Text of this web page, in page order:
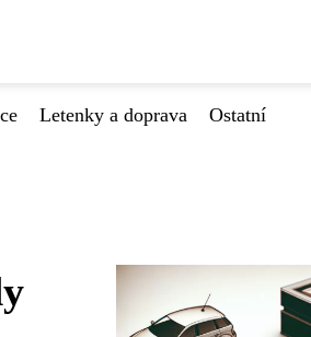
Letenky a doprava
Ostatní